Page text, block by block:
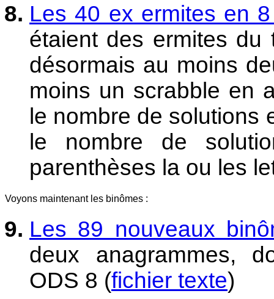
Les 40 ex ermites en
étaient des ermites
désormais au moins
moins un scrabble en
le nombre de solutions
le nombre de
parenthèses la ou les
Voyons maintenant les binômes :
Les 89 nouveaux
deux anagrammes,
ODS 8 (fichier texte)